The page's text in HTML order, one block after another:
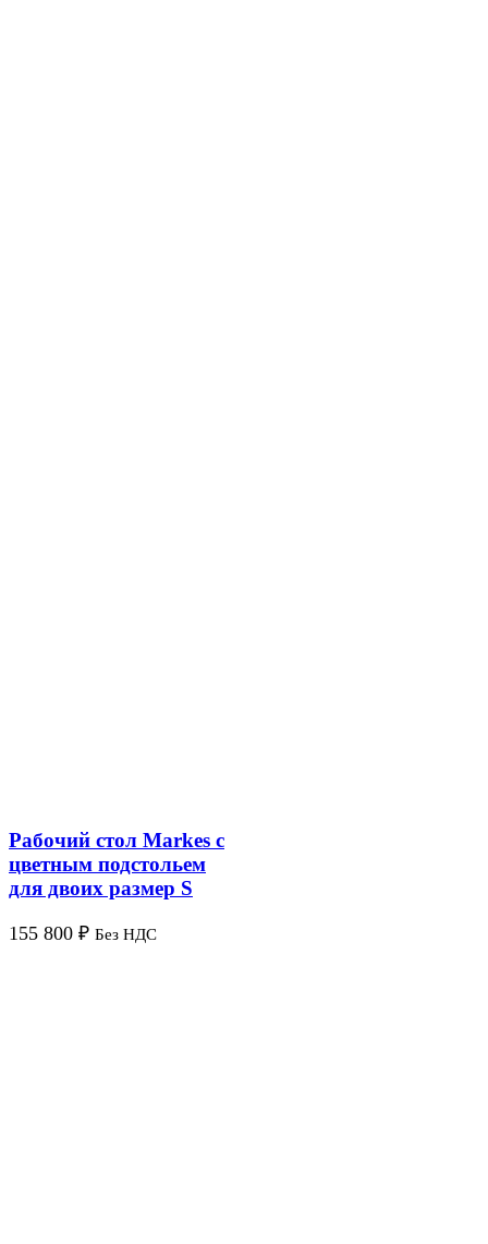
Рабочий стол Markes с
цветным подстольем
для двоих размер S
155 800 ₽ Без НДС